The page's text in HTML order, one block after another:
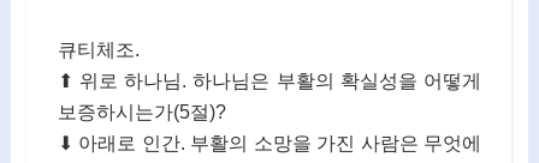
큐티체조.
⬆ 위로 하나님. 하나님은 부활의 확실성을 어떻게
보증하시는가(5절)?
⬇ 아래로 인간. 부활의 소망을 가진 사람은 무엇에